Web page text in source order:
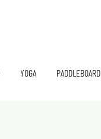
YOGA PADDLEBOARD